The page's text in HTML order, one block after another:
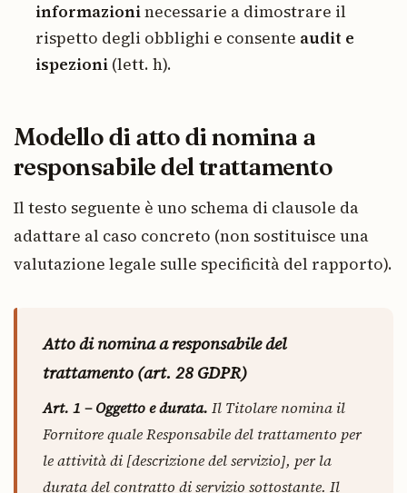
informazioninecessarie a dimostrare il
rispetto degli obblighi e consente audit e
ispezioni (lett. h).
Modello di atto di nomina a
responsabile del trattamento
Il testo seguente è uno schema di clausole da
adattare al caso concreto (non sostituisce una
valutazione legale sulle specificità del rapporto).
Atto di nomina a responsabile del
trattamento (art. 28 GDPR)
Art. 1 – Oggetto e durata. Il Titolare nomina il
Fornitore quale Responsabile del trattamento per
le attività di [descrizione del servizio], per la
durata del contratto di servizio sottostante. Il